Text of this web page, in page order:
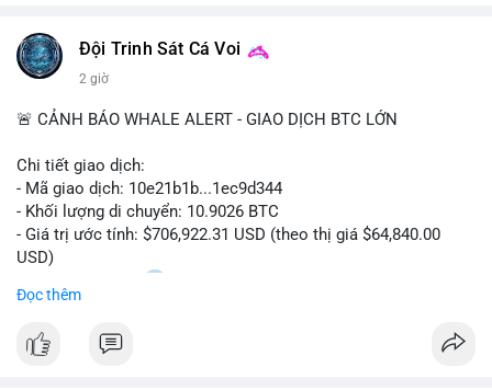
Đội Trinh Sát Cá Voi
2 giờ
🚨 CẢNH BÁO WHALE ALERT - GIAO DỊCH BTC LỚN
Chi tiết giao dịch:
- Mã giao dịch: 10e21b1b...1ec9d344
- Khối lượng di chuyển: 10.9026 BTC
- Giá trị ước tính: $706,922.31 USD (theo thị giá $64,840.00
USD)
- Thời gian: 18:20
Nhận định phân tích:
Giao dịch 10.9 BTC trị giá hơn 706 nghìn USD được thực hiện
Đọc thêm